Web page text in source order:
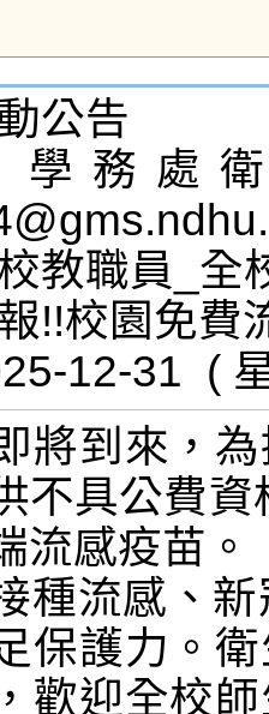
公告
學務處
教職員_全
!!校園免費
將到來，
不具公費
流感疫苗。
種流感、
保護力。
歡迎全校